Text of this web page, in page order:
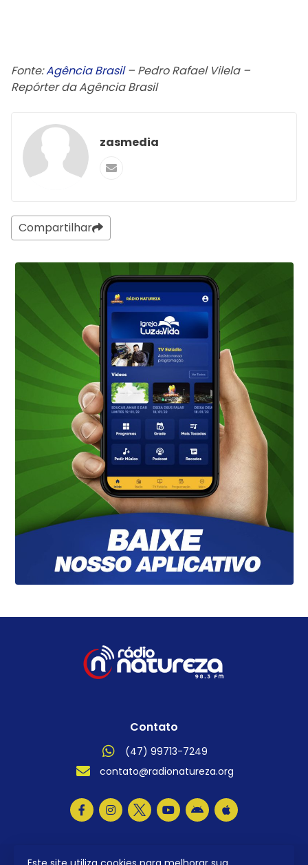
Fonte:Agência Brasil– Pedro Rafael Vilela –
Repórter da Agência Brasil
zasmedia
Compartilhar
Contato
(47) 99713-7249
contato@radionatureza.org